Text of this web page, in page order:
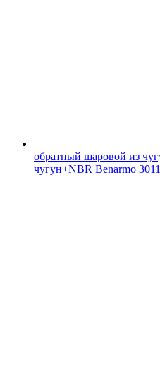
обратный шаровой из
чугун+NBR Benarmo 3011